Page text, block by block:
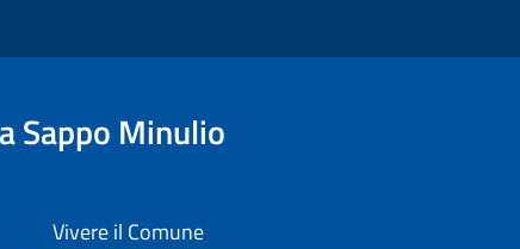
Sappo Minulio
Vivere il Comune